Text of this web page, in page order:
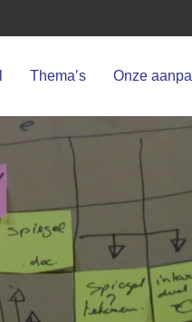
Thema’s Onze